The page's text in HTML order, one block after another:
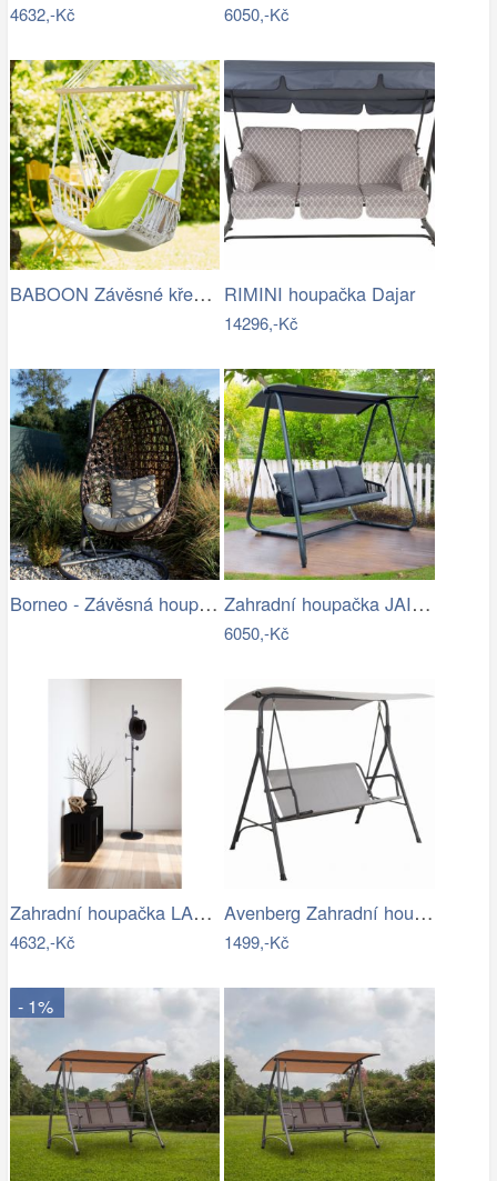
4632,-Kč 6050,-Kč
BABOON Závěsné křeslo s područkami RIMINI houpačka Dajar
14296,-Kč
Borneo - Závěsná houpačka (grafit) |… Zahradní houpačka JAIRA Tempo Kondela
6050,-Kč
Zahradní houpačka LAMIA Tempo Kondela
4632,-Kč
Avenberg Zahradní houpačka Feline
1499,-Kč
- 1%